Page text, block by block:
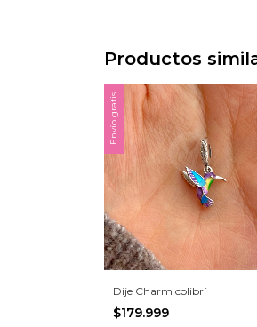
Productos
Envío gratis
Dije Charm colibrí
$179.999